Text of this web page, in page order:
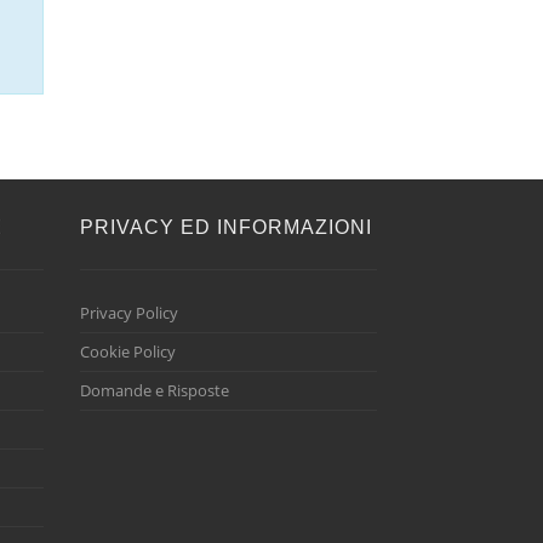
PRIVACY ED INFORMAZIONI
Privacy Policy
Cookie Policy
Domande e Risposte